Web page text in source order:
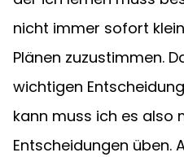
nicht immer sofort
Plänen zuzustimmen.
wichtigen
kann muss ich es also
Entscheidungen üben.